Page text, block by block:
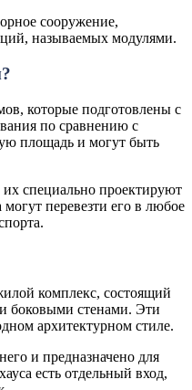
сооружение,
называемых модулями.
которые подготовлены с
по сравнению с
площадь и могут быть
специально проектируют
перевезти его в любое
комплекс, состоящий
боковыми стенами. Эти
архитектурном стиле.
и предназначено для
есть отдельный вход,